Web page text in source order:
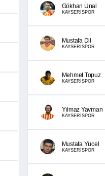
Gökhan Ünal
KAYSERİSPOR
Mustafa Dil
KAYSERİSPOR
Mehmet Topuz
KAYSERİSPOR
Yılmaz Yavman
KAYSERİSPOR
Mustafa Yücel
KAYSERİSPOR